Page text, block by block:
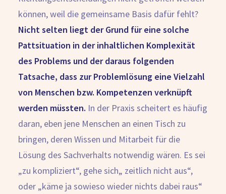
können, weil die gemeinsame Basis dafür fehlt?
Nicht selten liegt der Grund für eine solche
Pattsituation in der inhaltlichen Komplexität
des Problems und der daraus folgenden
Tatsache, dass zur Problemlösung eine Vielzahl
von Menschen bzw. Kompetenzen verknüpft
werden müssten. In der Praxis scheitert es häufig
daran, eben jene Menschen an einen Tisch zu
bringen, deren Wissen und Mitarbeit für die
Lösung des Sachverhalts notwendig wären. Es sei
„zu kompliziert“, gehe sich„ zeitlich nicht aus“,
oder „käme ja sowieso wieder nichts dabei raus“